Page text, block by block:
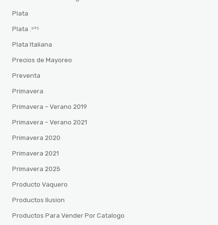
Plata
Plata .⁹²⁵
Plata Italiana
Precios de Mayoreo
Preventa
Primavera
Primavera – Verano 2019
Primavera – Verano 2021
Primavera 2020
Primavera 2021
Primavera 2025
Producto Vaquero
Productos Ilusion
Productos Para Vender Por Catalogo